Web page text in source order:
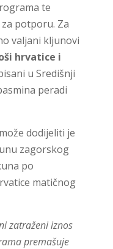
te
potporu. Za
valjani kljunovi
hrvatice i
u Središnji
peradi
dodijeliti je
zagorskog
po
matičnog
zatraženi iznos
premašuje